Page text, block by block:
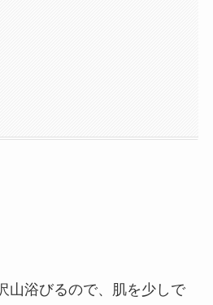
山浴びるので、肌を少しで